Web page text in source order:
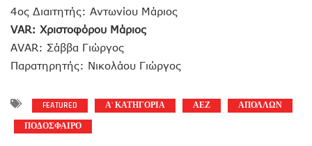
4ος Διαιτητής: Αντωνίου Μάριος
VAR: Χριστοφόρου Μάριος
AVAR: Σάββα Γιώργος
Παρατηρητής: Νικολάου Γιώργος
FEATURED Α' ΚΑΤΗΓΟΡΙΑ ΑΕΖ
ΑΠΟΛΛΩΝ
ΠΟΔΟΣΦΑΙΡΟ